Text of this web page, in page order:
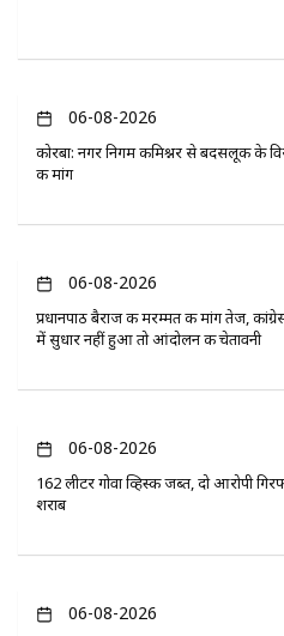
06-08-2026
कोरबा: नगर निगम कमिश्नर से बदसलूकी के
की मांग
06-08-2026
प्रधानपाठ बैराज की मरम्मत की मांग तेज,
में सुधार नहीं हुआ तो आंदोलन की चेतावनी
06-08-2026
162 लीटर गोवा व्हिस्की जब्त, दो आरोपी
शराब
06-08-2026